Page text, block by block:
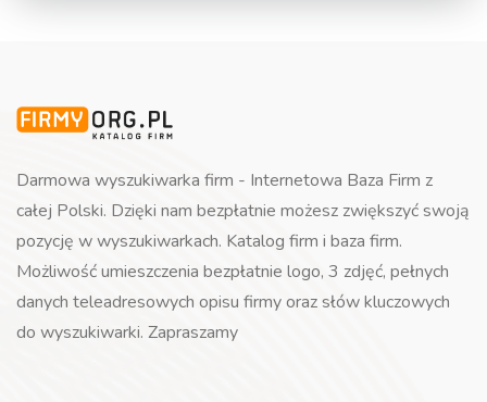
Darmowa wyszukiwarka firm - Internetowa Baza Firm z
całej Polski. Dzięki nam bezpłatnie możesz zwiększyć swoją
pozycję w wyszukiwarkach. Katalog firm i baza firm.
Możliwość umieszczenia bezpłatnie logo, 3 zdjęć, pełnych
danych teleadresowych opisu firmy oraz słów kluczowych
do wyszukiwarki. Zapraszamy